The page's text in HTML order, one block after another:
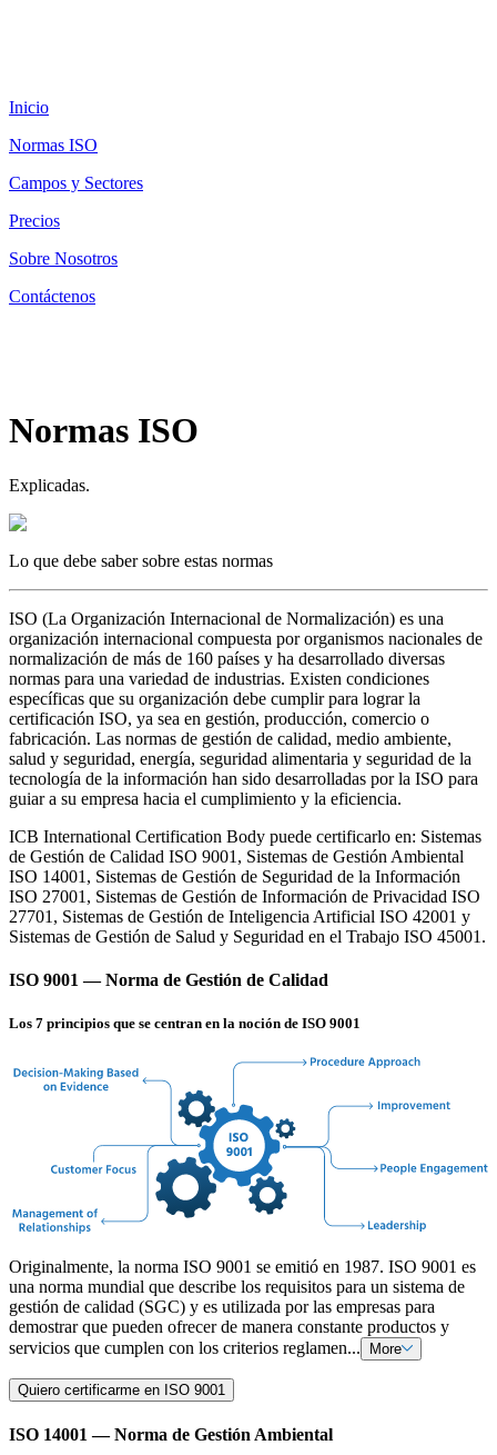
Inicio
Normas ISO
Campos y Sectores
Precios
Sobre Nosotros
Contáctenos
Normas ISO
Explicadas.
Lo que debe saber sobre estas normas
ISO (La Organización Internacional de Normalización) es una
organización internacional compuesta por organismos nacionales de
normalización de más de 160 países y ha desarrollado diversas
normas para una variedad de industrias. Existen condiciones
específicas que su organización debe cumplir para lograr la
certificación ISO, ya sea en gestión, producción, comercio o
fabricación. Las normas de gestión de calidad, medio ambiente,
salud y seguridad, energía, seguridad alimentaria y seguridad de la
tecnología de la información han sido desarrolladas por la ISO para
guiar a su empresa hacia el cumplimiento y la eficiencia.
ICB International Certification Body puede certificarlo en: Sistemas
de Gestión de Calidad ISO 9001, Sistemas de Gestión Ambiental
ISO 14001, Sistemas de Gestión de Seguridad de la Información
ISO 27001, Sistemas de Gestión de Información de Privacidad ISO
27701, Sistemas de Gestión de Inteligencia Artificial ISO 42001 y
Sistemas de Gestión de Salud y Seguridad en el Trabajo ISO 45001.
ISO 9001 — Norma de Gestión de Calidad
Los 7 principios que se centran en la noción de ISO 9001
Originalmente, la norma ISO 9001 se emitió en 1987. ISO 9001 es
una norma mundial que describe los requisitos para un sistema de
gestión de calidad (SGC) y es utilizada por las empresas para
demostrar que pueden ofrecer de manera constante productos y
servicios que cumplen con los criterios reglamen...
More
Quiero certificarme en ISO 9001
ISO 14001 — Norma de Gestión Ambiental